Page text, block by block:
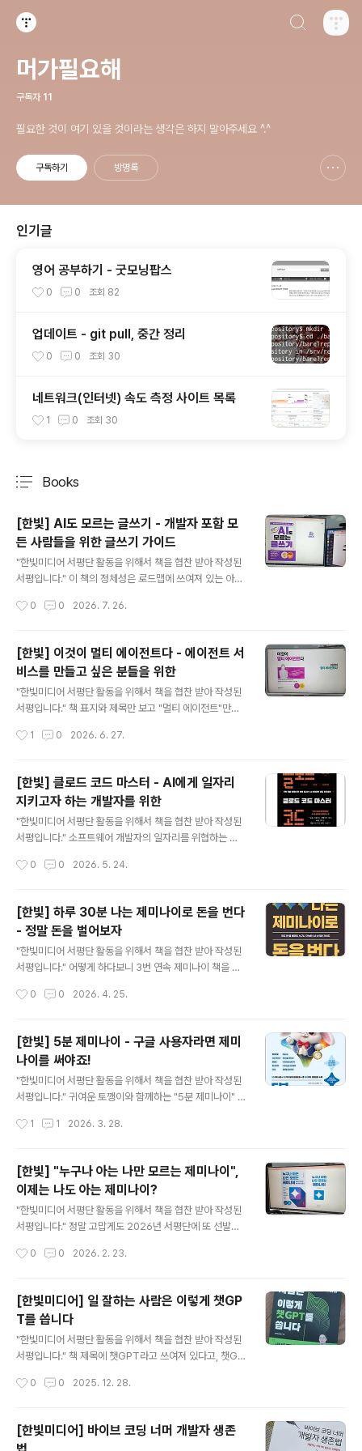
머가필요해
구독자 11
필요한 것이 여기 있을 것이라는 생각은 하지 말아주세요 ^.^
구독하기 방명록
인기글
영어 공부하기 - 굿모닝팝스
0 0 조회 82
업데이트 - git pull, 중간 정리
0 0 조회 30
네트워크(인터넷) 속도 측정 사이트 목록
1 0 조회 30
Books
[한빛] AI도 모르는 글쓰기 - 개발자 포함 모
든 사람들을 위한 글쓰기 가이드
"한빛미디어 서평단 활동을 위해서 책을 협찬 받아 작성된
서평입니다." 이 책의 정체성은 로드맵에 쓰여져 있는 아래
급한 사람이라면 3장 살펴보고,필요한 사례만 4~6장에서
었다. 서비스에서 종종 "권한이 없습니다"와 같은 시스템
메시지를 전달하곤 했는데,이렇게 문제만 알려주는 것에서
그치지 말고 아래와 같은 메시지를 전달했어야 했다! "이
기능은 편집 권한이 있는 사용자만 이용할 수 있습니다. 권
청해 주세요" 이런 식으로 메시지를 전달했다면 사용자로
0 0 2026. 7. 26.
[한빛] 이것이 멀티 에이전트다 - 에이전트 서
비스를 만들고 싶은 분들을 위한
"한빛미디어 서평단 활동을 위해서 책을 협찬 받아 작성된
서평입니다." 책 표지와 제목만 보고 "멀티 에이전트"만을
하고 싶은 분들을 위한 친절한 안내서이다. eBook을 열어
는 저자에 대한 설명이 없어서 간단하게 검색을 해봤더니,
유명한 분이셨다 !!! - https://search.kyobobook.co.
kr/search?keyword=%EC%84%9C%EC%A7%8
0%EC%98%81&target=total&totalType=kyobo
&ra=date&chrcCode=1000509412 내가 봤던 많은
하지 않으셨을까?아! ..
1 0 2026. 6. 27.
[한빛] 클로드 코드 마스터 - AI에게 일자리
지키고자 하는 개발자를 위한
"한빛미디어 서평단 활동을 위해서 책을 협찬 받아 작성된
서평입니다." 소프트웨어 개발자의 일자리를 위협하는 가
위한 도서이다. 아랫 부분을 잘 살펴보기 바란다.632 페이
책이 충분히 좋은 내용을 담고 있기에 1달도 안되어 2쇄까
지도 이어지고 있는 것 같다. '지은이의 말' 부분을 보면 이
책이 어떤 컨셉으로 작성된 것인지를 알려주고 있다. 책 표
지에도 나와있지만, 이 책은 TDD/SDD에 대한 것을 중심
다.도구 보다는 TDD/SDD와 같은 개발 방법론을..
0 0 2026. 5. 24.
[한빛] 하루 30분 나는 제미나이로 돈을 번다
- 정말 돈을 벌어보자
"한빛미디어 서평단 활동을 위해서 책을 협찬 받아 작성된
서평입니다." 어떻게 하다보니 3번 연속 제미나이 책을 공
야 할 것만 같은 압박감이 밀려오는 것 같다. 😅 어!? 간만
는" 주제에 대한 사람들의 관심이 정말 큰 것 같다.(나도 사
실 그래서 이 책을 선택했다 😅) 최근 `AI 수익화`와 관련
한 컨텐츠가 우후죽순 쏟아지는 이유는 아래와 같은 이론
(?)에 기반하고 있다. 이 책 역시 제미나이를 공부하는 것에
포커스를 맞춘 책이 아니라제미나이라는 도구를 이용하여
독자를 그렇게 설정하고 있다. 그리고, 이 책으로 공부하
0 0 2026. 4. 25.
[한빛] 5분 제미나이 - 구글 사용자라면 제미
나이를 써야죠!
"한빛미디어 서평단 활동을 위해서 책을 협찬 받아 작성된
서평입니다." 귀여운 토깽이와 함께하는 "5분 제미나이" !!!
제미나이를 공부하게 되었다. ㅋ- [한빛] "누구나 아는 나
아는 나만 모르는 제미나이" 책이 입문서라고 한다면,"5분
제미나이" 책은 기본서 정도로 볼 수 있을 것 같다. 2권의
책 모두 S/W개발자만 위한 것이 아니고, 모두를 위한 책이
다.그리고, 정말 성의 충만한(?) 책이기도 하다. 동영상 강
의 및 프롬프트를 포함해서 다양한 자료를 제공해주고 있
많은 것을 공유해준다. 목차를 보면 이 책의 특징을 더 ..
1 1 2026. 3. 28.
[한빛] "누구나 아는 나만 모르는 제미나이",
이제는 나도 아는 제미나이?
"한빛미디어 서평단 활동을 위해서 책을 협찬 받아 작성된
서평입니다." 정말 고맙게도 2026년 서평단에 또 선발되
로 조금 아쉬운 점은 올해 부터는 종이책이 아니라 전자책
되면 종이책을 받을 수 있다니까, 열심히 해봐야겠다 !!! 😁
이번에 살펴볼 책은 "누구나 아는 나만 모르는 제미나이"
이다.이북이다보니 모니터 화면으로 책 표지를 찍어어야
했다 😅 사실 책 표지가 개인적인 취향이 아니었지만(좀 더
딱 맞는 책이었다. 그런데 !!! 이 책이 가장 마음에 드는 ..
0 0 2026. 2. 23.
[한빛미디어] 일 잘하는 사람은 이렇게 챗GP
T를 씁니다
"한빛미디어 서평단 활동을 위해서 책을 협찬 받아 작성된
서평입니다." 책 제목에 챗GPT라고 쓰여져 있다고, 챗GP
생산성을 높이는 방법을 알려주는 책이다. 처음에는 25년
의문점이 있었다.한 때 (최근?) 온라인 서점에서 IT 부분을
거의 점령했던 책들이 바로 이런 비슷한 제목들이었기 때
0 0 2025. 12. 28.
[한빛미디어] 바이브 코딩 너머 개발자 생존